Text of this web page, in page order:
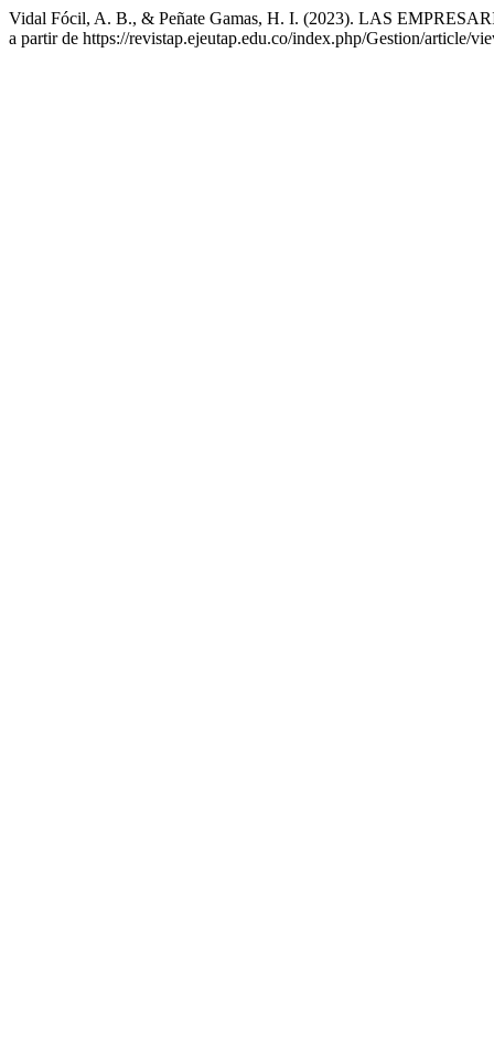
Vidal Fócil, A. B., & Peñate Gamas, H. I. (2023). LAS
a partir de https://revistap.ejeutap.edu.co/index.php/Gestion/article/